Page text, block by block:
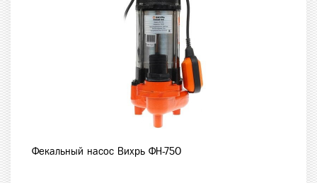
Фекальный насос Вихрь ФН-750